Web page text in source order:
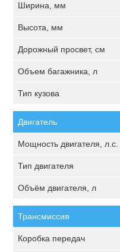
Ширина, мм
Высота, мм
Дорожный просвет, см
Объем багажника, л
Тип кузова
Двигатель
Мощность двигателя, л.с.
Тип двигателя
Объём двигателя, л
Трансмиссия
Коробка передач